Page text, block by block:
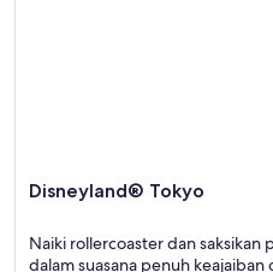
Disneyland® Tokyo
Naiki rollercoaster dan saksikan
dalam suasana penuh